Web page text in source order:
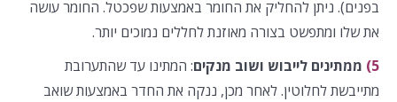
בפנים). ניתן להחליק את החומר באמצעות שפכטל. החומר עושה
את שלו ומתפשט בצורה מאוזנת לחללים נמוכים יותר.
5) ממתינים לייבוש ושוב מנקים: המתינו עד שהתערובת
מתייבשת לחלוטין. לאחר מכן, ננקה את החדר באמצעות שואב